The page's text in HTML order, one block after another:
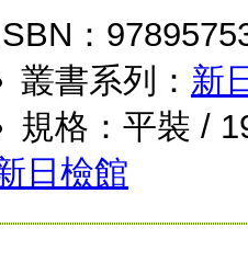
：
叢書系列： 新
規格：平裝 /
日檢館